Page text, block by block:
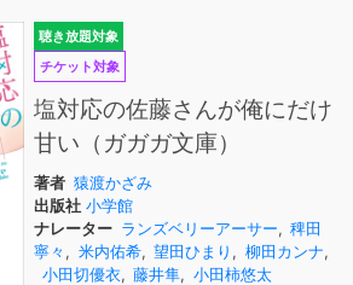
聴き放題対象
チケット対象
塩対応の佐藤さんが俺にだけ
甘い（ガガガ文庫）
著者 猿渡かざみ
出版社 小学館
ナレーター ランズベリーアーサー, 稗田
寧々 , 米内佑希, 望田ひまり , 柳田カンナ,
小田切優衣, 藤井隼, 小田柿悠太